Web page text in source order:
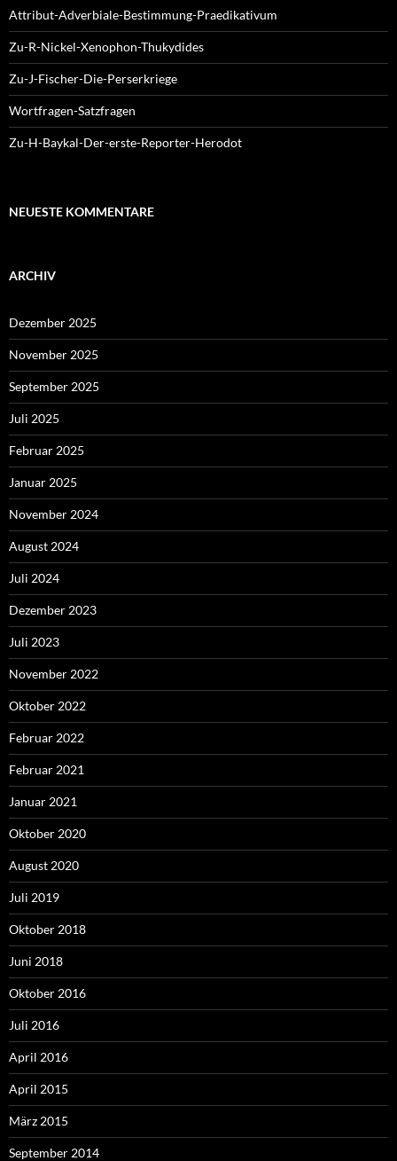
Attribut-Adverbiale-Bestimmung-Praedikativum
Zu-R-Nickel-Xenophon-Thukydides
Zu-J-Fischer-Die-Perserkriege
Wortfragen-Satzfragen
Zu-H-Baykal-Der-erste-Reporter-Herodot
NEUESTE KOMMENTARE
ARCHIV
Dezember 2025
November 2025
September 2025
Juli 2025
Februar 2025
Januar 2025
November 2024
August 2024
Juli 2024
Dezember 2023
Juli 2023
November 2022
Oktober 2022
Februar 2022
Februar 2021
Januar 2021
Oktober 2020
August 2020
Juli 2019
Oktober 2018
Juni 2018
Oktober 2016
Juli 2016
April 2016
April 2015
März 2015
September 2014